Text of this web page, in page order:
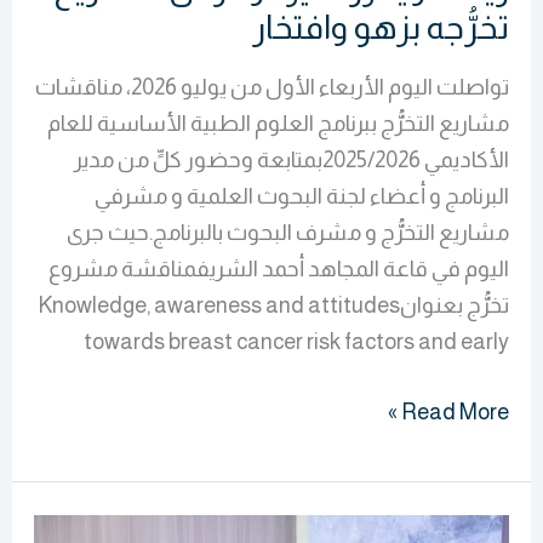
تخرُّجه بزهو وافتخار
تواصلت اليوم الأربعاء الأول من يوليو 2026، مناقشات
مشاريع التخرُّج ببرنامج العلوم الطبية الأساسية للعام
الأكاديمي 2025/2026بمتابعة وحضور كلٍّ من مدير
البرنامج و أعضاء لجنة البحوث العلمية و مشرفي
مشاريع التخرُّج و مشرف البحوث بالبرنامج.حيث جرى
اليوم في قاعة المجاهد أحمد الشريفمناقشة مشروع
تخرُّج بعنوانKnowledge, awareness and attitudes
towards breast cancer risk factors and early
Read More »
“الشقيقتان”